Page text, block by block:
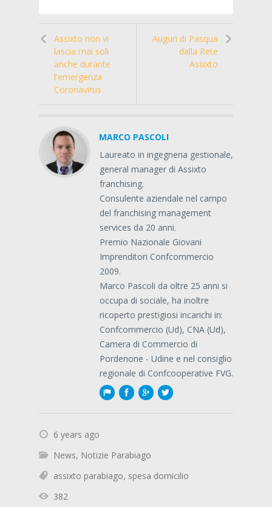
Assixto non vi
lascia mai soli
anche durante
l'emergenza
Coronavirus
Auguri di Pasqua
dalla Rete
Assixto
MARCO PASCOLI
Laureato in ingegneria gestionale,
general manager di Assixto
franchising.
Consulente aziendale nel campo
del franchising management
services da 20 anni.
Premio Nazionale Giovani
Imprenditori Confcommercio
2009.
Marco Pascoli da oltre 25 anni si
occupa di sociale, ha inoltre
ricoperto prestigiosi incarichi in:
Confcommercio (Ud), CNA (Ud),
Camera di Commercio di
Pordenone - Udine e nel consiglio
regionale di Confcooperative FVG.
6 years ago
News, Notizie Parabiago
assixto parabiago, spesa domicilio
382